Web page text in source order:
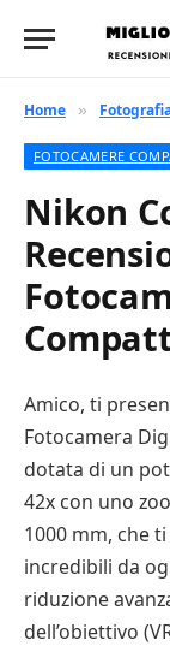
Home »
FOTOCAMERE
Nikon
Amico, ti
Fotocamera
dotata di un
42x con uno
1000 mm, che
incredibili da
riduzione
dell’obiettivo